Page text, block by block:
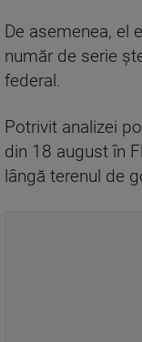
De asemenea, el
număr de serie
federal.
Potrivit analizei
din 18 august în
lângă terenul de